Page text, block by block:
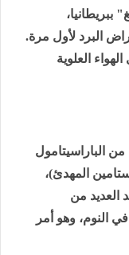
ببريطانيا،
البرد لأول مرة.
العلوية
الباراسيتامول
المهدئ)،
العديد من
النوم، وهو أمر